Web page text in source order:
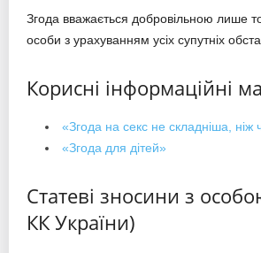
Згода вважається добровільною лише
особи з урахуванням усіх супутніх
Корисні інформаційні
«Згода на секс не складніша,
«Згода для дітей»
Статеві зносини з
КК України)